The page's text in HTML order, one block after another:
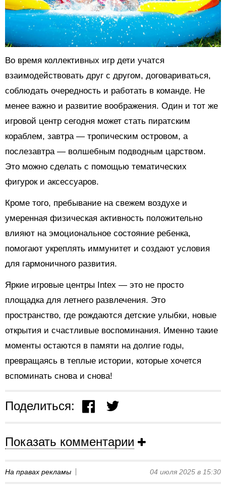
Во время коллективных игр дети учатся
взаимодействовать друг с другом, договариваться,
соблюдать очередность и работать в команде. Не
менее важно и развитие воображения. Один и тот же
игровой центр сегодня может стать пиратским
кораблем, завтра — тропическим островом, а
послезавтра — волшебным подводным царством.
Это можно сделать с помощью тематических
фигурок и аксессуаров.
Кроме того, пребывание на свежем воздухе и
умеренная физическая активность положительно
влияют на эмоциональное состояние ребенка,
помогают укреплять иммунитет и создают условия
для гармоничного развития.
Яркие игровые центры Intex — это не просто
площадка для летнего развлечения. Это
пространство, где рождаются детские улыбки, новые
открытия и счастливые воспоминания. Именно такие
моменты остаются в памяти на долгие годы,
превращаясь в теплые истории, которые хочется
вспоминать снова и снова!
Поделиться:
Показать комментарии
На правах рекламы 04 июля 2025 в 15:30